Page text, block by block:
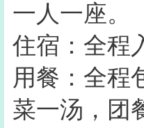
一人一座。
住宿：全程
用餐：全程
菜一汤，团